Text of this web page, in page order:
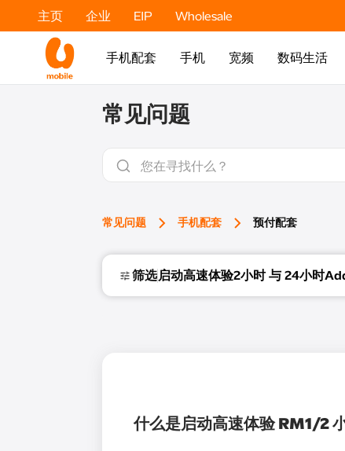
主页 企业 EIP Wholesale
手机配套 手机 宽频 数码生活
常见问题
常见问题 手机配套 预付配套
筛选启动高速体验2小时 与 24小时
什么是启动高速体验 RM1/2